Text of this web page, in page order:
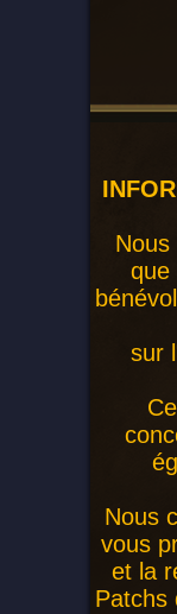
que
sur
Nous
vous
et la
Patchs